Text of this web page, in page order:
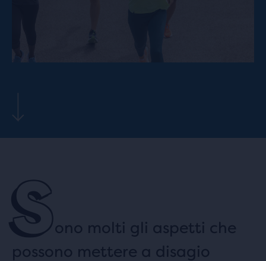
Sono molti gli aspetti che
possono mettere a disagio